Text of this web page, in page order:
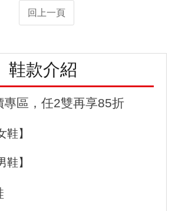
鞋款介紹
專區，任2雙再享85折
】
】
回上一頁